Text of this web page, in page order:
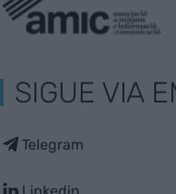
SIGUE VIA
Telegram
Linkedin